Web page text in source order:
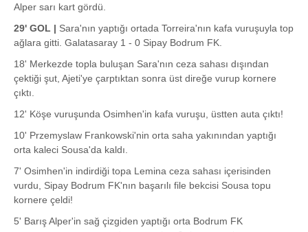
Alper sarı kart gördü.
29' GOL | Sara'nın yaptığı ortada Torreira'nın kafa vuruşuyla top
ağlara gitti. Galatasaray 1 - 0 Sipay Bodrum FK.
18' Merkezde topla buluşan Sara'nın ceza sahası dışından
çektiği şut, Ajeti'ye çarptıktan sonra üst direğe vurup kornere
çıktı.
12' Köşe vuruşunda Osimhen'in kafa vuruşu, üstten auta çıktı!
10' Przemyslaw Frankowski'nin orta saha yakınından yaptığı
orta kaleci Sousa'da kaldı.
7' Osimhen'in indirdiği topa Lemina ceza sahası içerisinden
vurdu, Sipay Bodrum FK'nın başarılı file bekcisi Sousa topu
kornere çeldi!
5' Barış Alper'in sağ çizgiden yaptığı orta Bodrum FK